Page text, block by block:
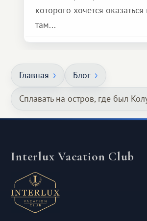
которого хочется
там...
Главная Блог
Сплавать на остров, где был
Interlux Vacation Club